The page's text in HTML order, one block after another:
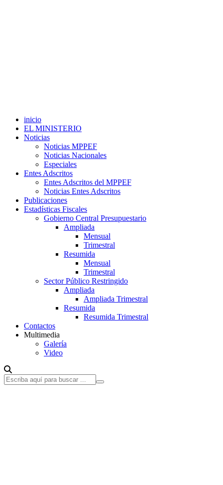
inicio
EL MINISTERIO
Noticias
Noticias MPPEF
Noticias Nacionales
Especiales
Entes Adscritos
Entes Adscritos del MPPEF
Noticias Entes Adscritos
Publicaciones
Estadísticas Fiscales
Gobierno Central Presupuestario
Ampliada
Mensual
Trimestral
Resumida
Mensual
Trimestral
Sector Público Restringido
Ampliada
Ampliada Trimestral
Resumida
Resumida Trimestral
Contactos
Multimedia
Galería
Video